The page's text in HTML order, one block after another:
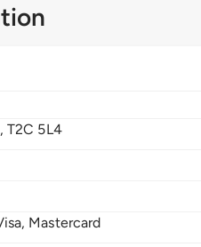
T2C 5L4
Mastercard